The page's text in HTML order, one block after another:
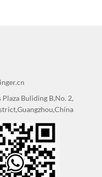
Buliding B,No. 2,